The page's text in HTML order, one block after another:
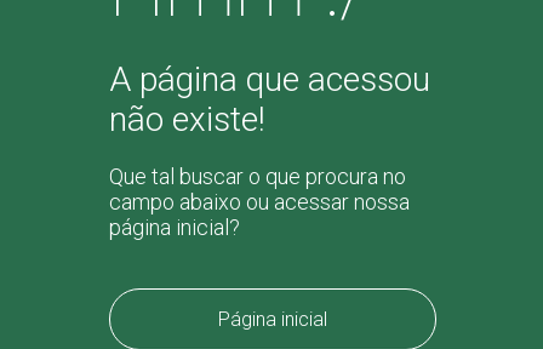
A página que acessou
não existe!
Que tal buscar o que procura no
campo abaixo ou acessar nossa
página inicial?
Página inicial